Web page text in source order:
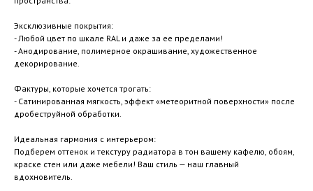
Эксклюзивные покрытия:
- Любой цвет по шкале RAL и даже за ее пределами!
- Анодирование, полимерное окрашивание, художественное
декорирование.
Фактуры, которые хочется трогать:
- Сатинированная мягкость, эффект «метеоритной поверхности» после
дробеструйной обработки.
Идеальная гармония с интерьером:
Подберем оттенок и текстуру радиатора в тон вашему кафелю, обоям,
краске стен или даже мебели! Ваш стиль — наш главный
вдохновитель.